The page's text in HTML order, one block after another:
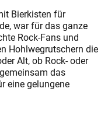
Bierkisten für
war für das ganze
Rock-Fans und
Hohlwegrutschern die
Alt, ob Rock- oder
das
eine gelungene